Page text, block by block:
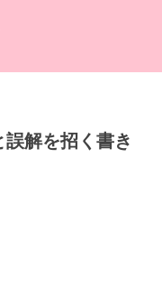
誤解を招く書き